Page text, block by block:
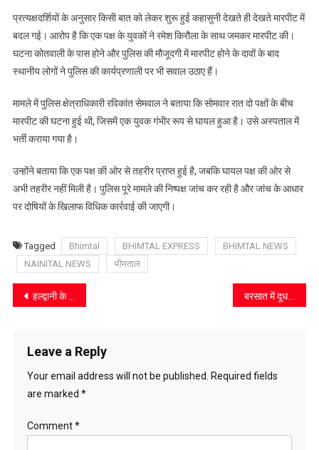
पक्षों
में
मारपीट,
गंभीर
घायल
प्रत्यक्षदर्शियों के अनुसार किसी बात को लेकर शुरू हुई कहासुनी देखते ही देखते मारपीट में
बदल गई। आरोप है कि एक पक्ष के युवकों ने रमेश किरौला के साथ जमकर मारपीट की।
घटना कोतवाली के पास होने और पुलिस की मौजूदगी में मारपीट होने के दावों के बाद
स्थानीय लोगों ने पुलिस की कार्यप्रणाली पर भी सवाल उठाए हैं।
मामले में पुलिस क्षेत्राधिकारी रविकांत सेमवाल ने बताया कि सोमवार रात दो पक्षों के बीच
मारपीट की घटना हुई थी, जिसमें एक युवक गंभीर रूप से घायल हुआ है। उसे अस्पताल में
भर्ती कराया गया है।
उन्होंने बताया कि एक पक्ष की ओर से तहरीर प्राप्त हुई है, जबकि घायल पक्ष की ओर से
अभी तहरीर नहीं मिली है। पुलिस पूरे मामले की निष्पक्ष जांच कर रही है और जांच के आधार
पर दोषियों के खिलाफ विधिक कार्रवाई की जाएगी।
Tagged Bhimtal BHIMTAL EXPRESS
BHIMTAL NEWS
NAINITAL NEWS
भीमताल
Post
हल्द्वानी के विकास कार्यों में लापरवाही पर सख्त हुए मंत्री कैड़ा, सड़क खुदाई जल्द पूरी करने के निर्देश बरसात में दूध उठान की व्यवस्था सुधारने की मांग, डेयरी निदेशक से मिले हरीश पनेरू
Leave a Reply
Your email address will not be published.
Required fields
are marked *
Comment*